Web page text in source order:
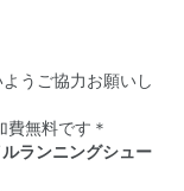
うご協力お願いし
料です＊
ルランニングシュー